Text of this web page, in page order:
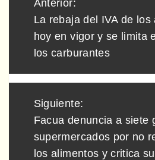
entradas
Anterior:
La rebaja del IVA de los
hoy en vigor y se limita
los carburantes
Siguiente:
Facua denuncia a siete
supermercados por no
los alimentos y critica